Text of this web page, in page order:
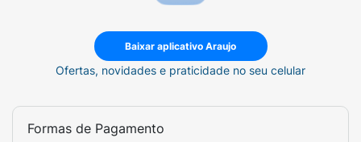
que deseja clarear.
Aguarde alguns segundos para secar
antes de fechar a boca.
o uso contínuo conforme indicação da
embalagem.
Baixar aplicativo Araujo
Ofertas, novidades e praticidade no seu celular
Formas de Pagamento